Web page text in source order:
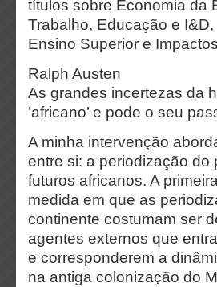
títulos sobre Economia da
Trabalho, Educação e
Ensino Superior e
Ralph Austen
As grandes incertezas da
’africano’ e pode o seu
A minha intervenção
entre si: a periodização
futuros africanos. A
medida em que as
continente costumam ser
agentes externos que
e corresponderem a
na antiga colonização do